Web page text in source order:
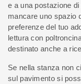
e a una postazione
mancare uno spazio
preferenze del tuo
lettura con
destinato anche a
Se nella stanza non
sul pavimento si